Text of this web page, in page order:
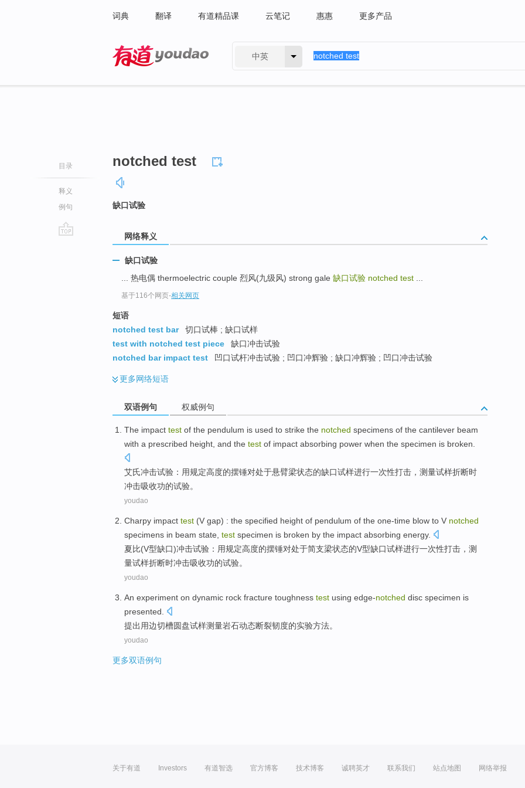
词典 翻译 有道精品课 云笔记 惠惠 更多产品
中英
目录
释义
例句
notched test
缺口试验
网络释义
缺口试验
... 热电偶 thermoelectric couple 烈风(九级风) strong gale 缺口试验 notched test
基于116个网页-相关网页
短语
notched test bar
切口试棒 ; 缺口试样
test with notched test piece
缺口冲击试验
notched bar impact test
凹口试杆冲击试验 ; 凹口冲辉验 ; 缺口冲辉验 ; 凹口冲击试验
更多网络短语
双语例句 权威例句
The impact test of the pendulum is used to strike the notched specimens of the cantilever beam
with a prescribed height, and the test of impact absorbing power when the specimen is broken.
艾氏冲击试验 ： 用规定高度的摆锤对处于悬臂梁状态的缺口试样进行一次性打击 ， 测量试样折断时
冲击吸收功的试验。
youdao
Charpy impact test (V gap) : the specified height of pendulum of the one-time blow to V notched
specimens in beam state test specimen is broken by the impact absorbing energy.
夏比(V型缺口)冲击试验 ： 用规定高度的摆锤对处于简支梁状态的V型缺口试样进行一次性打击 ， 测
量试样折断时冲击吸收功的试验。
youdao
An experiment on dynamic rock fracture toughness test using edge-notched disc specimen is
presented
提出 用边切槽圆盘试样测量岩石动态断裂韧度的实验方法。
youdao
更多双语例句
关于有道 Investors 有道智选 官方博客 技术博客 诚聘英才 联系我们 站点地图 网络举报